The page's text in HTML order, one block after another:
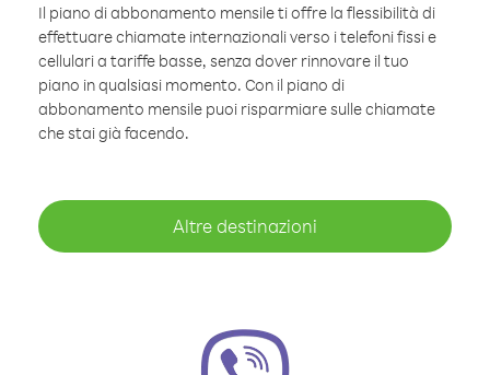
Il piano di abbonamento mensile ti offre la flessibilità di
effettuare chiamate internazionali verso i telefoni fissi e
cellulari a tariffe basse, senza dover rinnovare il tuo
piano in qualsiasi momento. Con il piano di
abbonamento mensile puoi risparmiare sulle chiamate
che stai già facendo.
Altre destinazioni